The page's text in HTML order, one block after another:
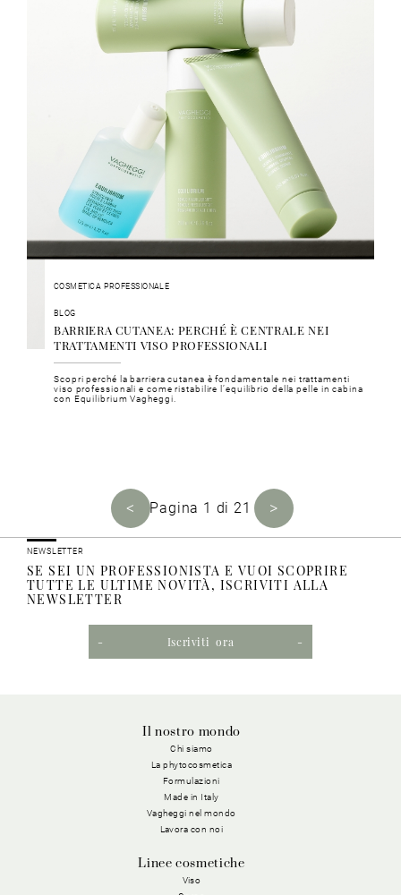
COSMETICA PROFESSIONALE
BLOG
BARRIERA CUTANEA: PERCHÉ È CENTRALE NEI
TRATTAMENTI VISO PROFESSIONALI
Scopri perché la barriera cutanea è fondamentale nei trattamenti
viso professionali e come ristabilire l’equilibrio della pelle in cabina
con Equilibrium Vagheggi.
Pagina 1 di 21
< >
NEWSLETTER
SE SEI UN PROFESSIONISTA E VUOI SCOPRIRE
TUTTE LE ULTIME NOVITÀ, ISCRIVITI ALLA
NEWSLETTER
Iscriviti ora
Il nostro mondo
Chi siamo
La phytocosmetica
Formulazioni
Made in Italy
Vagheggi nel mondo
Lavora con noi
Linee cosmetiche
Viso